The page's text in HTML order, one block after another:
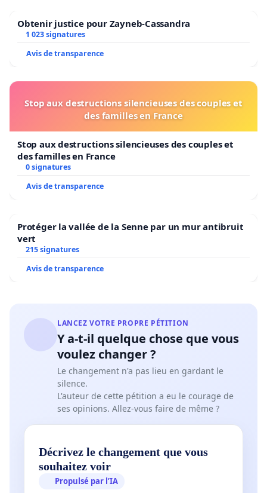
Obtenir justice pour Zayneb-Cassandra
1 023 signatures
Avis de transparence
Stop aux destructions silencieuses des couples et
des familles en France
Stop aux destructions silencieuses des couples et
des familles en France
0 signatures
Avis de transparence
Protéger la vallée de la Senne par un mur antibruit
vert
215 signatures
Avis de transparence
LANCEZ VOTRE PROPRE PÉTITION
Y a-t-il quelque chose que vous
voulez changer ?
Le changement n'a pas lieu en gardant le
silence.
L'auteur de cette pétition a eu le courage de
ses opinions. Allez-vous faire de même ?
Décrivez le changement que vous
souhaitez voir
Propulsé par l’IA